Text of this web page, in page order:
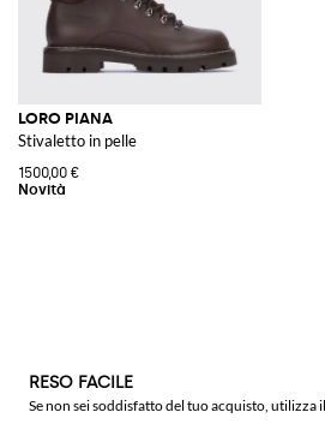
LORO PIANA
Stivaletto in pelle
1500,00 €
RESO FACILE
Se non sei soddisfatto del tuo acquisto, utilizza